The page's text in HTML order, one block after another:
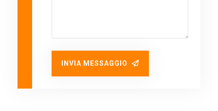
INVIA MESSAGGIO